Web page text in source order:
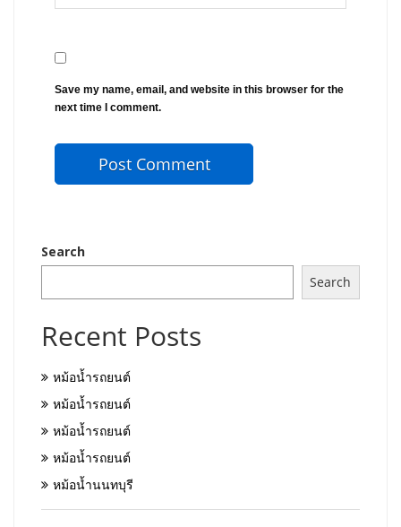
Save my name, email, and website in this browser for the
next time I comment.
Search
Search
Recent Posts
หม้อน้ำรถยนต์
หม้อน้ำรถยนต์
หม้อน้ำรถยนต์
หม้อน้ำรถยนต์
หม้อน้ำนนทบุรี